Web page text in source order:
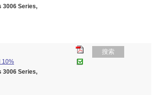
3006 Series,
10%
3006 Series,
搜索